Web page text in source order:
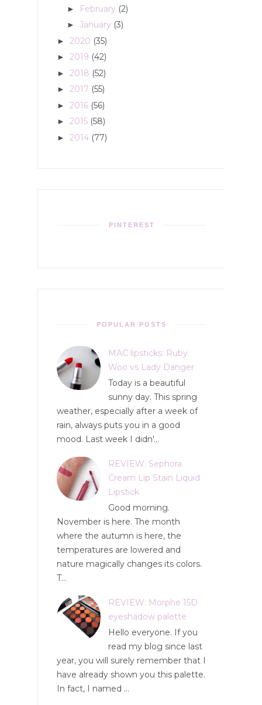
► February (2)
► January (3)
► 2020 (35)
► 2019 (42)
► 2018 (52)
► 2017 (55)
► 2016 (56)
► 2015 (58)
► 2014 (77)
PINTEREST
POPULAR POSTS
MAC lipsticks: Ruby
Woo vs Lady Danger
Today is a beautiful
sunny day. This spring
weather, especially after a week of
rain, always puts you in a good
mood. Last week I didn'...
REVIEW: Sephora
Cream Lip Stain Liquid
Lipstick
Good morning.
November is here. The month
where the autumn is here, the
temperatures are lowered and
nature magically changes its colors.
T...
REVIEW: Morphe 15D
eyeshadow palette
Hello everyone. If you
read my blog since last
year, you will surely remember that I
have already shown you this palette.
In fact, I named ...